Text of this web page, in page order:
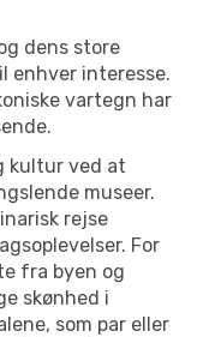
dens store
enhver interesse.
vartegn har
kultur ved at
museer.
rejse
For
fra byen og
skønhed i
som par eller